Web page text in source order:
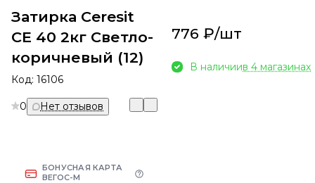
Затирка Ceresit
CE 40 2кг Светло-
коричневый (12)
Код: 16106
0 Нет отзывов
БОНУСНАЯ КАРТА
ВЕГОС-М
776 ₽/шт
В наличиив 4 магазинах